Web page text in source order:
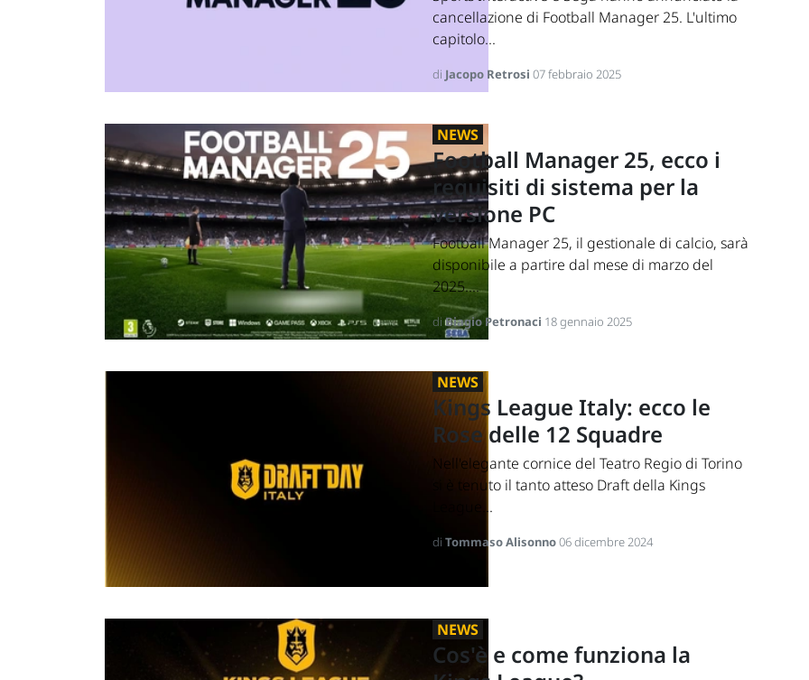
cancellazione di Football Manager 25. L'ultimo
capitolo...
di Jacopo Retrosi 07 febbraio 2025
NEWS
Football Manager 25, ecco i
requisiti di sistema per la
versione PC
Football Manager 25, il gestionale di calcio, sarà
disponibile a partire dal mese di marzo del
2025....
diBiagio Petronaci 18 gennaio 2025
NEWS
Kings League Italy: ecco le
Rose delle 12 Squadre
Nell'elegante cornice del Teatro Regio di Torino
si è tenuto il tanto atteso Draft della Kings
League...
di Tommaso Alisonno06 dicembre 2024
NEWS
Cos'è e come funziona la